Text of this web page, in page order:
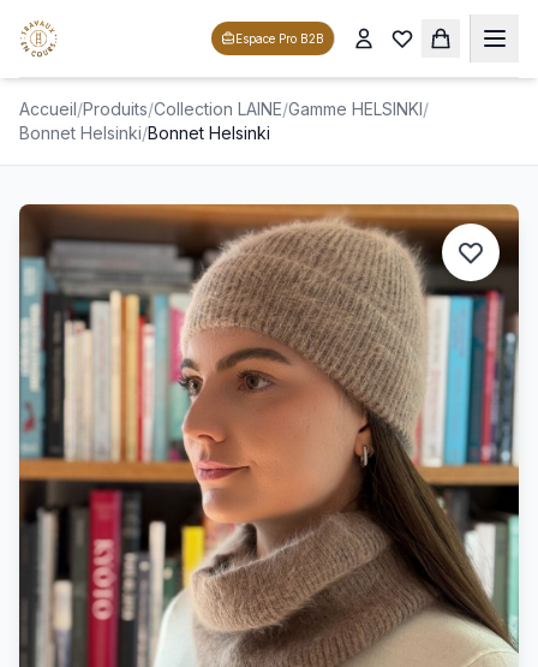
Espace Pro B2B
Accueil/Produits/Collection LAINE/Gamme HELSINKI/
Bonnet Helsinki/Bonnet Helsinki